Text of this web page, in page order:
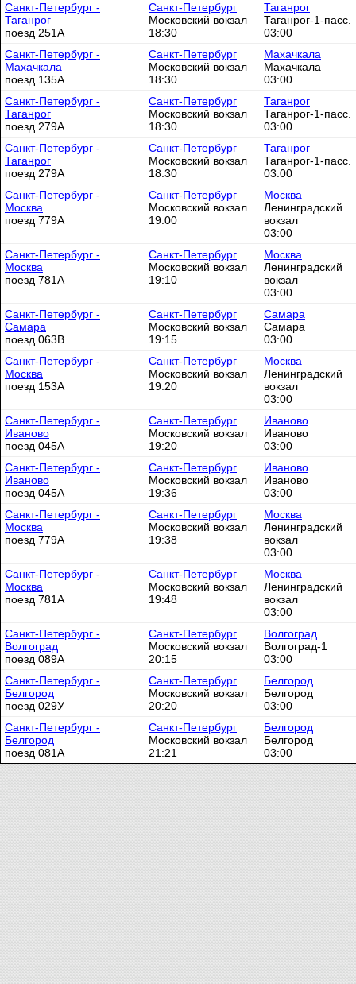
Санкт-Петербург -
Таганрог
поезд 251А
Санкт-Петербург
Московский вокзал
18:30
Таганрог
Таганрог-1-пасс.
03:00
Санкт-Петербург -
Махачкала
поезд 135А
Санкт-Петербург
Московский вокзал
18:30
Махачкала
Махачкала
03:00
Санкт-Петербург -
Таганрог
поезд 279А
Санкт-Петербург
Московский вокзал
18:30
Таганрог
Таганрог-1-пасс.
03:00
Санкт-Петербург -
Таганрог
поезд 279А
Санкт-Петербург
Московский вокзал
18:30
Таганрог
Таганрог-1-пасс.
03:00
Санкт-Петербург -
Москва
поезд 779А
Санкт-Петербург
Московский вокзал
19:00
Москва
Ленинградский
вокзал
03:00
Санкт-Петербург -
Москва
поезд 781А
Санкт-Петербург
Московский вокзал
19:10
Москва
Ленинградский
вокзал
03:00
Санкт-Петербург -
Самара
поезд 063В
Санкт-Петербург
Московский вокзал
19:15
Самара
Самара
03:00
Санкт-Петербург -
Москва
поезд 153А
Санкт-Петербург
Московский вокзал
19:20
Москва
Ленинградский
вокзал
03:00
Санкт-Петербург -
Иваново
поезд 045А
Санкт-Петербург
Московский вокзал
19:20
Иваново
Иваново
03:00
Санкт-Петербург -
Иваново
поезд 045А
Санкт-Петербург
Московский вокзал
19:36
Иваново
Иваново
03:00
Санкт-Петербург -
Москва
поезд 779А
Санкт-Петербург
Московский вокзал
19:38
Москва
Ленинградский
вокзал
03:00
Санкт-Петербург -
Москва
поезд 781А
Санкт-Петербург
Московский вокзал
19:48
Москва
Ленинградский
вокзал
03:00
Санкт-Петербург -
Волгоград
поезд 089А
Санкт-Петербург
Московский вокзал
20:15
Волгоград
Волгоград-1
03:00
Санкт-Петербург -
Белгород
поезд 029У
Санкт-Петербург
Московский вокзал
20:20
Белгород
Белгород
03:00
Санкт-Петербург -
Белгород
поезд 081А
Санкт-Петербург
Московский вокзал
21:21
Белгород
Белгород
03:00